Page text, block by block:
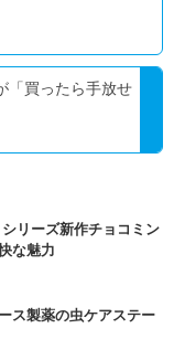
「買ったら手放せ
リーズ新作チョコミン
な魅力
ス製薬の虫ケアステー